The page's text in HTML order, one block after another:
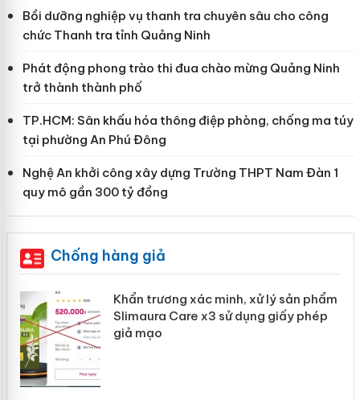
Bồi dưỡng nghiệp vụ thanh tra chuyên sâu cho công
chức Thanh tra tỉnh Quảng Ninh
Phát động phong trào thi đua chào mừng Quảng Ninh
trở thành thành phố
TP.HCM: Sân khấu hóa thông điệp phòng, chống ma túy
tại phường An Phú Đông
Nghệ An khởi công xây dựng Trường THPT Nam Đàn 1
quy mô gần 300 tỷ đồng
Chống hàng giả
Khẩn trương xác minh, xử lý sản phẩm
Slimaura Care x3 sử dụng giấy phép
giả mạo